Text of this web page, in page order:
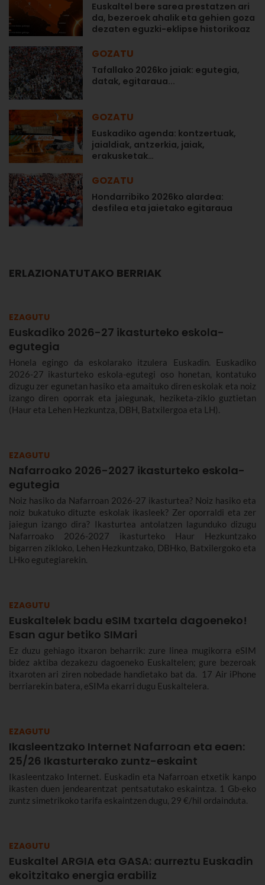
Euskaltel bere sarea prestatzen ari
da, bezeroek ahalik eta gehien goza
dezaten eguzki-eklipse historikoaz
GOZATU
Tafallako 2026ko jaiak: egutegia,
datak, egitaraua...
GOZATU
Euskadiko agenda: kontzertuak,
jaialdiak, antzerkia, jaiak,
erakusketak…
GOZATU
Hondarribiko 2026ko alardea:
desfilea eta jaietako egitaraua
ERLAZIONATUTAKO BERRIAK
EZAGUTU
Euskadiko 2026-27 ikasturteko eskola-
egutegia
Honela egingo da eskolarako itzulera Euskadin. Euskadiko
2026-27 ikasturteko eskola-egutegi oso honetan, kontatuko
dizugu zer egunetan hasiko eta amaituko diren eskolak eta noiz
izango diren oporrak eta jaiegunak, heziketa-ziklo guztietan
(Haur eta Lehen Hezkuntza, DBH, Batxilergoa eta LH).
EZAGUTU
Nafarroako 2026-2027 ikasturteko eskola-
egutegia
Noiz hasiko da Nafarroan 2026-27 ikasturtea? Noiz hasiko eta
noiz bukatuko dituzte eskolak ikasleek? Zer oporraldi eta zer
jaiegun izango dira? Ikasturtea antolatzen lagunduko dizugu
Nafarroako 2026-2027 ikasturteko Haur Hezkuntzako
bigarren zikloko, Lehen Hezkuntzako, DBHko, Batxilergoko eta
LHko egutegiarekin.
EZAGUTU
Euskaltelek badu eSIM txartela dagoeneko!
Esan agur betiko SIMari
Ez duzu gehiago itxaron beharrik: zure linea mugikorra eSIM
bidez aktiba dezakezu dagoeneko Euskaltelen; gure bezeroak
itxaroten ari ziren nobedade handietako bat da. 17 Air iPhone
berriarekin batera, eSIMa ekarri dugu Euskaltelera.
EZAGUTU
Ikasleentzako Internet Nafarroan eta eaen:
25/26 Ikasturterako zuntz-eskaint
Ikasleentzako Internet. Euskadin eta Nafarroan etxetik kanpo
ikasten duen jendearentzat pentsatutako eskaintza. 1 Gb-eko
zuntz simetrikoko tarifa eskaintzen dugu, 29 €/hil ordainduta.
EZAGUTU
Euskaltel ARGIA eta GASA: aurreztu Euskadin
ekoitzitako energia erabiliz